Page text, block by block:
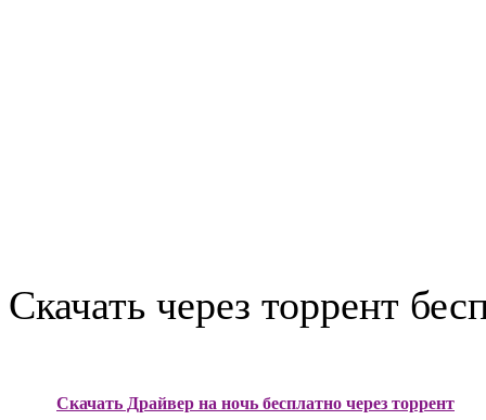
Скачать через торрент
Скачать Драйвер на ночь бесплатно через торрент